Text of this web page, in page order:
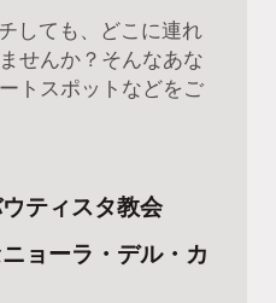
しても、どこに連れ
せんか？そんなあな
トスポットなどをご
ティスタ教会
ョーラ・デル・カ